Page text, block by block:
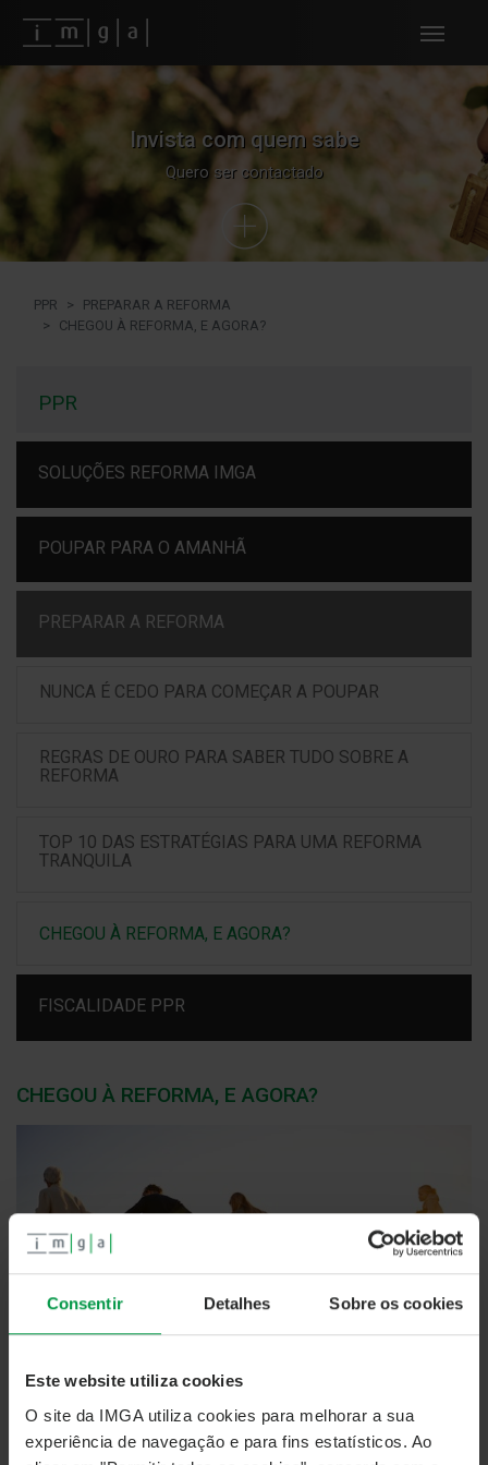
Consentir Detalhes Sobre os cookies
Este website utiliza cookies
O site da IMGA utiliza cookies para melhorar a sua
experiência de navegação e para fins estatísticos. Ao
Fundos imga
Invista com quem sabe
Quero ser contactado
PPR
PREPARAR A REFORMA
CHEGOU À REFORMA, E AGORA?
PPR
SOLUÇÕES REFORMA IMGA
POUPAR PARA O AMANHÃ
PREPARAR A REFORMA
NUNCA É CEDO PARA COMEÇAR A POUPAR
REGRAS DE OURO PARA SABER TUDO SOBRE A
REFORMA
TOP 10 DAS ESTRATÉGIAS PARA UMA REFORMA
TRANQUILA
CHEGOU À REFORMA, E AGORA?
FISCALIDADE PPR
CHEGOU À REFORMA, E AGORA?
Com a reforma, chegou o momento de dar mais atenção ao